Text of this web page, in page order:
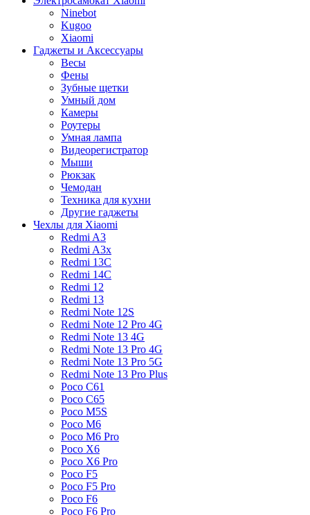
Ninebot
Kugoo
Xiaomi
Гаджеты и Аксессуары
Весы
Фены
Зубные щетки
Умный дом
Камеры
Роутеры
Умная лампа
Видеорегистратор
Мыши
Рюкзак
Чемодан
Техника для кухни
Другие гаджеты
Чехлы для Xiaomi
Redmi A3
Redmi A3x
Redmi 13C
Redmi 14C
Redmi 12
Redmi 13
Redmi Note 12S
Redmi Note 12 Pro 4G
Redmi Note 13 4G
Redmi Note 13 Pro 4G
Redmi Note 13 Pro 5G
Redmi Note 13 Pro Plus
Poco C61
Poco C65
Poco M5S
Poco M6
Poco M6 Pro
Poco X6
Poco X6 Pro
Poco F5
Poco F5 Pro
Poco F6
Poco F6 Pro